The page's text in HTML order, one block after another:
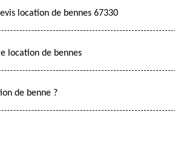
location de bennes 67330
location de bennes
de benne ?